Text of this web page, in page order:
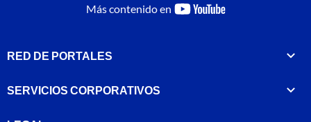
Más contenido en
youtube-
RED DE PORTALES
SERVICIOS CORPORATIVOS